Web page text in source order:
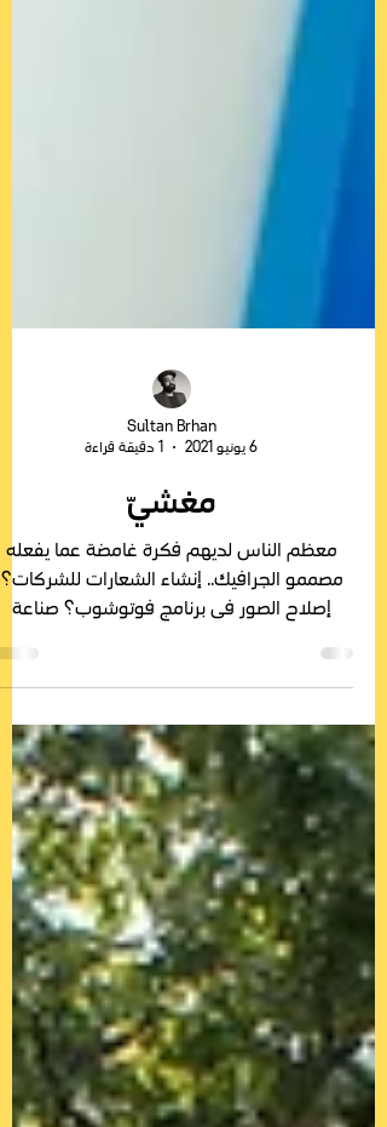
Sultan Brhan
6 يونيو 2021
1 دقيقة قراءة
مغشيّ
معظم الناس لديهم فكرة غامضة عما يفعله
الإعلانات؟ هذا صحيح، فال